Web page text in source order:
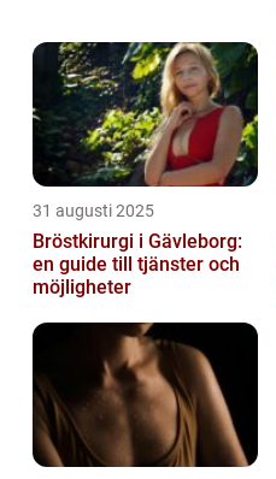
31 augusti 2025
Bröstkirurgi i Gävleborg:
en guide till tjänster och
möjligheter